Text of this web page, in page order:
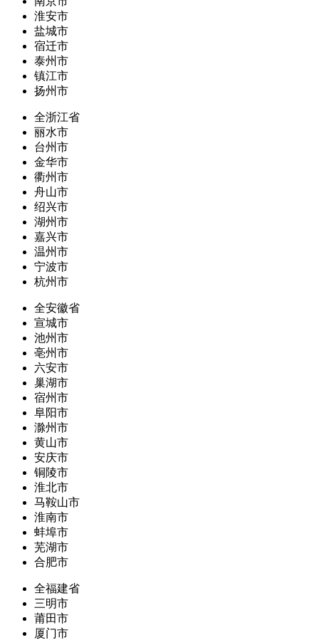
淮安市
盐城市
宿迁市
泰州市
镇江市
扬州市
全浙江省
丽水市
台州市
金华市
衢州市
舟山市
绍兴市
湖州市
嘉兴市
温州市
宁波市
杭州市
全安徽省
宣城市
池州市
亳州市
六安市
巢湖市
宿州市
阜阳市
滁州市
黄山市
安庆市
铜陵市
淮北市
马鞍山市
淮南市
蚌埠市
芜湖市
合肥市
全福建省
三明市
莆田市
厦门市